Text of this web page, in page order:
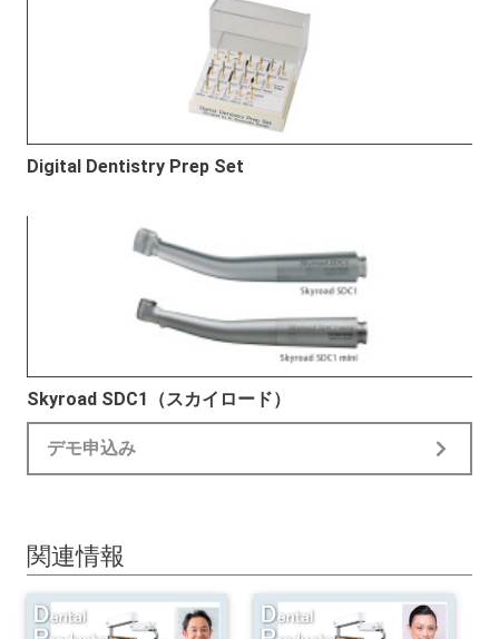
Digital Dentistry Prep Set
Skyroad SDC1（スカイロード）
デモ申込み
関連情報